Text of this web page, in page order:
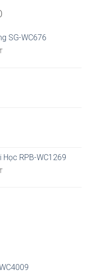
SG-WC676
Học RPB-WC1269